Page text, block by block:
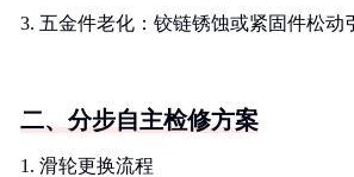
3. 五金件老化：铰链锈蚀或紧固件松动
二、分步自主检修方案
1. 滑轮更换流程